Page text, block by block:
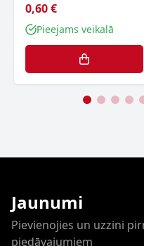
0,60 €
Pieejams veikalā
Jaunumi
Pievienojies un uzzini
piedāvajumiem